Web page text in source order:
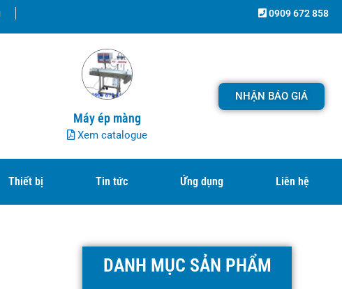
0909 672 858
Máy ép màng
Xem catalogue
NHẬN BÁO GIÁ
Thiết bị Tin tức Ứng dụng Liên hệ
DANH MỤC SẢN PHẨM